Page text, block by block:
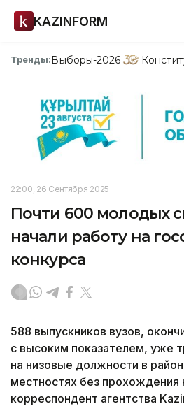
KAZINFORM
Тренды:Выборы-2026
22:00, 26 Сентября 2025
Почти 600 молодых
начали работу на
конкурса
588 выпускников вузов,
с высоким показателем, уже
на низовые должности в
местностях без прохождения
корреспондент агентства